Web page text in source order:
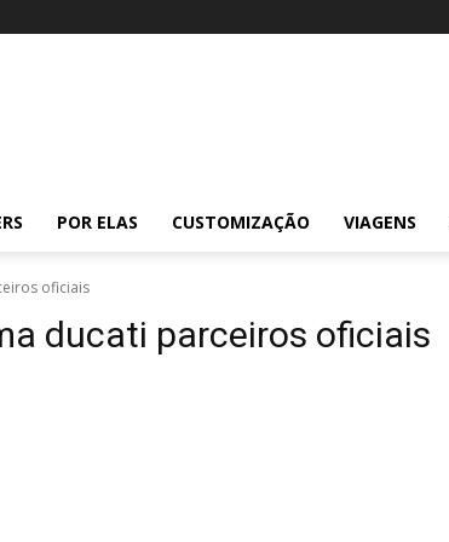
POR ELAS CUSTOMIZAÇÃO VIAGENS
oficiais
ducati parceiros oficiais